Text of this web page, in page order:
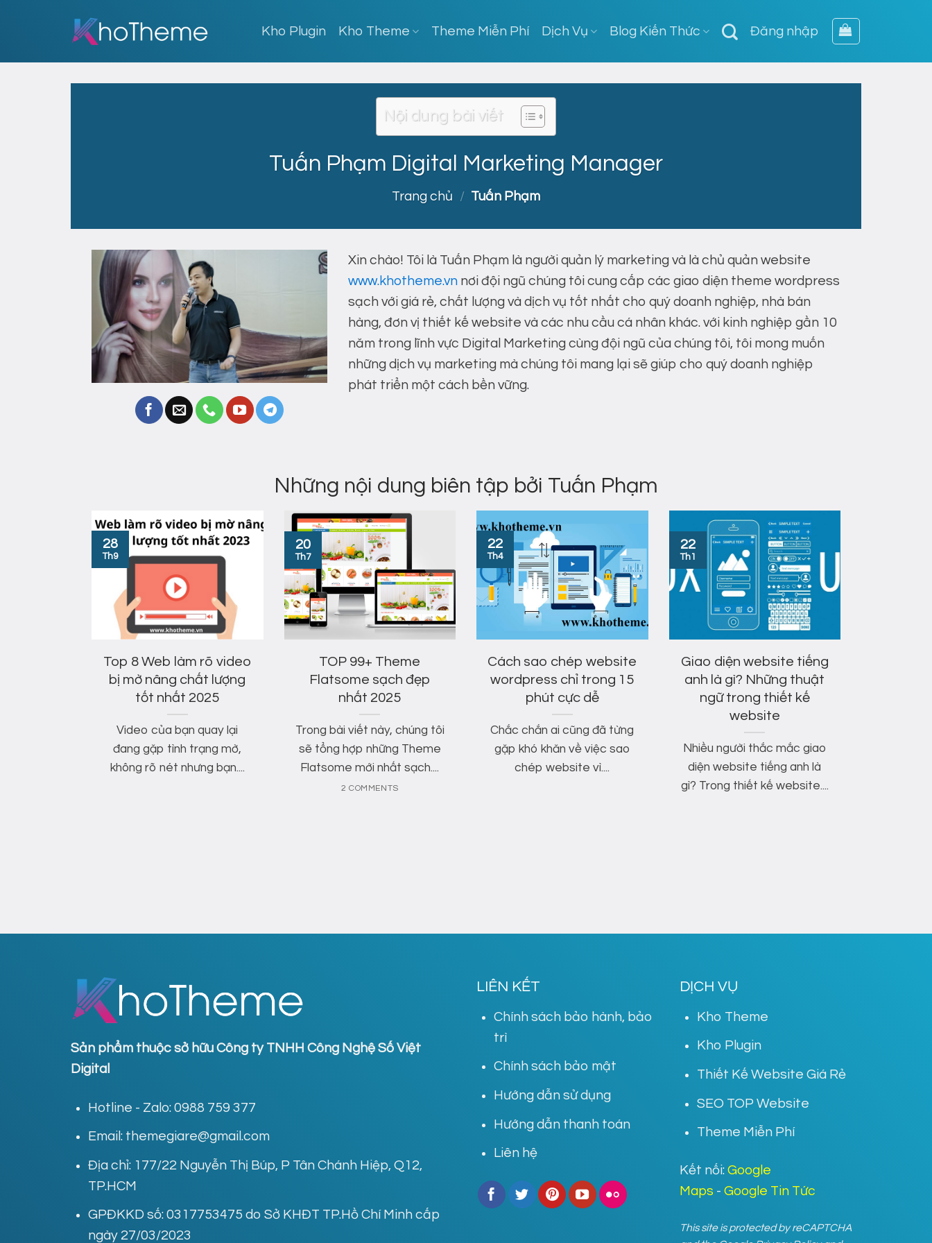
Kho Plugin Kho Theme Theme Miễn Phí Dịch Vụ Blog Kiến Thức Đăng nhập
Nội dung bài viết
Tuấn Phạm Digital Marketing Manager
Trang chủ / Tuấn Phạm
Xin chào! Tôi là Tuấn Phạm là người quản lý marketing và là chủ quản website
www.khotheme.vn nơi đội ngũ chúng tôi cung cấp các giao diện theme wordpress
sạch với giá rẻ, chất lượng và dịch vụ tốt nhất cho quý doanh nghiệp, nhà bán
hàng, đơn vị thiết kế website và các nhu cầu cá nhân khác. với kinh nghiệp gần 10
năm trong lĩnh vực Digital Marketing cùng đội ngũ của chúng tôi, tôi mong muốn
những dịch vụ marketing mà chúng tôi mang lại sẽ giúp cho quý doanh nghiệp
phát triển một cách bền vững.
Những nội dung biên tập bởi Tuấn Phạm
Top 8 Web làm rõ video
bị mờ nâng chất lượng
tốt nhất 2025
Video của bạn quay lại
đang gặp tình trạng mờ,
không rõ nét nhưng bạn....
28
Th9
TOP 99+ Theme
Flatsome sạch đẹp
nhất 2025
Trong bài viết này, chúng tôi
sẽ tổng hợp những Theme
Flatsome mới nhất sạch....
2 COMMENTS
20
Th7
Cách sao chép website
wordpress chỉ trong 15
phút cực dễ
Chắc chắn ai cũng đã từng
gặp khó khăn về việc sao
chép website vì....
22
Th4
Giao diện website tiếng
anh là gì? Những thuật
ngữ trong thiết kế
website
Nhiều người thắc mắc giao
diện website tiếng anh là
gì? Trong thiết kế website....
22
Th1
Sản phẩm thuộc sở hữu Công ty TNHH Công Nghệ Số Việt
Digital
Hotline - Zalo: 0988 759 377
Email: themegiare@gmail.com
Địa chỉ: 177/22 Nguyễn Thị Búp, P Tân Chánh Hiệp, Q12,
TP.HCM
GPĐKKD số: 0317753475 do Sở KHĐT TP.Hồ Chí Minh cấp
ngày 27/03/2023
LIÊN KẾT
Chính sách bảo hành, bảo
trì
Chính sách bảo mật
Hướng dẫn sử dụng
Hướng dẫn thanh toán
Liên hệ
DỊCH VỤ
Kho Theme
Kho Plugin
Thiết Kế Website Giá Rẻ
SEO TOP Website
Theme Miễn Phí
Kết nối: Google
Maps - Google Tin Tức
This site is protected by reCAPTCHA